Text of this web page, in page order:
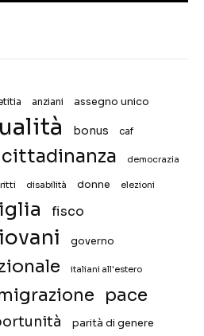
anziani assegno unico
bonus caf
cittadinanza democrazia
disabilità donne elezioni
fisco
governo
italiani all'estero
pace
parità di genere